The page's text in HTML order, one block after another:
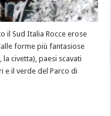
il Sud Italia Rocce erose
forme più fantasiose
la civetta), paesi scavati
e il verde del Parco di